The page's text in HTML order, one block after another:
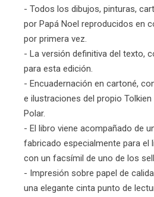
- Todos los dibujos, pinturas,
por Papá Noel reproducidos en
por primera vez.
- La versión definitiva del texto,
para esta edición.
- Encuadernación en cartoné,
e ilustraciones del propio Tolkien
Polar.
- El libro viene acompañado de
fabricado especialmente para el
con un facsímil de uno de los
- Impresión sobre papel de
una elegante cinta punto de